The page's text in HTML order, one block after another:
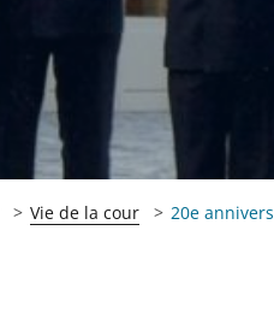
Vie de la cour 20e